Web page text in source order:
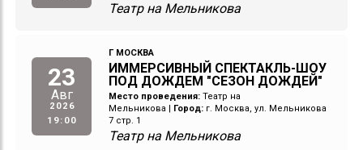
Театр на Мельникова
23
Авг
2026
19:00
Г МОСКВА
ИММЕРСИВНЫЙ СПЕКТАКЛЬ-ШОУ
ПОД ДОЖДЕМ "СЕЗОН ДОЖДЕЙ"
Место проведения: Театр на
Мельникова
Город: г. Москва, ул. Мельникова
7 стр. 1
Театр на Мельникова